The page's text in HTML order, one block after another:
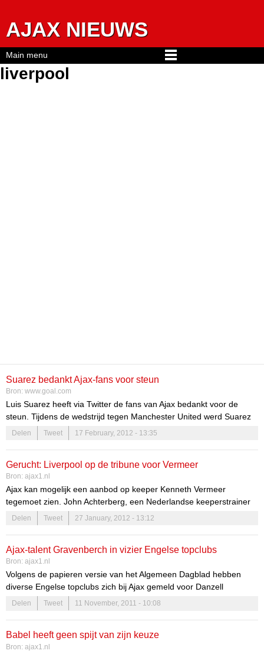
AJAX NIEUWS
liverpool
Suarez bedankt Ajax-fans voor steun
Bron: www.goal.com
Luis Suarez heeft via Twitter de fans van Ajax bedankt voor de
steun. Tijdens de wedstrijd tegen Manchester United werd Suarez
toegezongen door het Ajax-publiek.
Delen Tweet 17 February, 2012 - 13:35
Gerucht: Liverpool op de tribune voor Vermeer
Bron: ajax1.nl
Ajax kan mogelijk een aanbod op keeper Kenneth Vermeer
tegemoet zien. John Achterberg, een Nederlandse keeperstrainer
van de reserves van de Engelse topploeg, heeft aangegeven in de
Voetbal International
Achterberg het nog niet, maar er wordt wel serieus gekeken naar
de verrichtingen van de eerste keeper van Ajax.
Delen Tweet 27 January, 2012 - 13:12
Ajax-talent Gravenberch in vizier Engelse topclubs
Bron: ajax1.nl
Volgens de papieren versie van het Algemeen Dagblad hebben
diverse Engelse topclubs zich bij Ajax gemeld voor Danzell
Gravenberch. Het zou gaan om Manchester United, Liverpool en
Aston Villa. De aanvaller van de A1 heeft nog geen contract bij Ajax,
hoeven te betalen.
Delen Tweet 11 November, 2011 - 10:08
Babel heeft geen spijt van zijn keuze
Bron: ajax1.nl
Main menu